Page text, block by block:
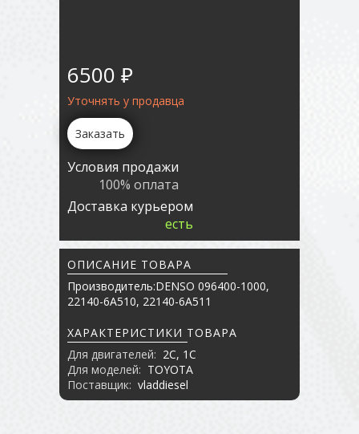
6500 ₽
Уточнять у продавца
Заказать
Условия продажи
100% оплата
Доставка курьером
есть
ОПИСАНИЕ ТОВАРА
Производитель:DENSO 096400-1000,
22140-6A510, 22140-6A511
ХАРАКТЕРИСТИКИ ТОВАРА
Для двигателей: 2C, 1C
Для моделей: TOYOTA
Поставщик: vladdiesel